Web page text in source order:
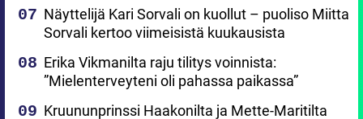
Näyttelijä Kari Sorvali on kuollut – puoliso Miitta
Sorvali kertoo viimeisistä kuukausista
Erika Vikmanilta raju tilitys voinnista:
”Mielenterveyteni oli pahassa paikassa”
Kruununprinssi Haakonilta ja Mette-Maritilta